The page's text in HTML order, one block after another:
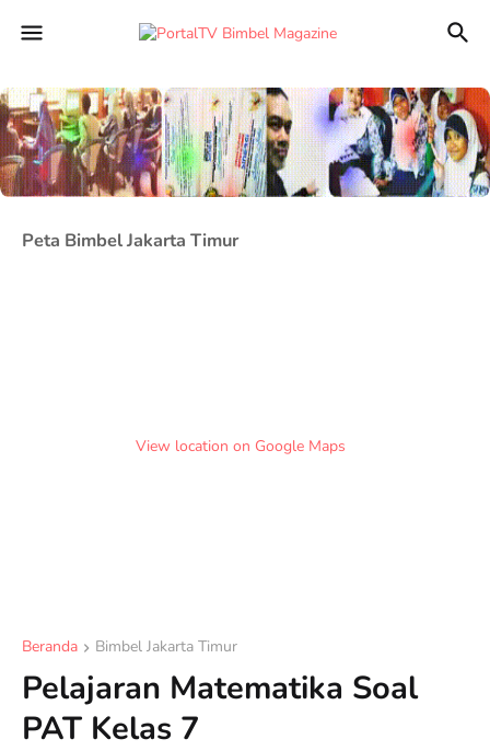
Peta Bimbel Jakarta Timur
View location on Google Maps
Beranda Bimbel Jakarta Timur
Pelajaran Matematika Soal
PAT Kelas 7